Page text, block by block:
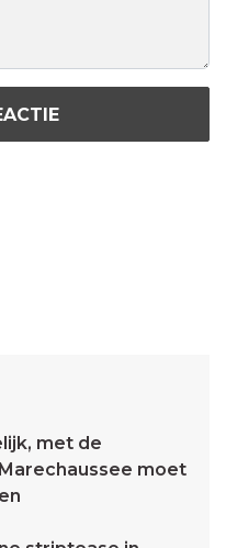
met de
moet